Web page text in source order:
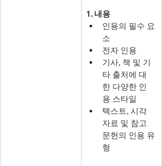
1. 내용
인용의 필수 요
소
전자 인용
기사, 책 및 기
타 출처에 대
한 다양한 인
용 스타일
텍스트, 시각
자료 및 참고
문헌의 인용 유
형